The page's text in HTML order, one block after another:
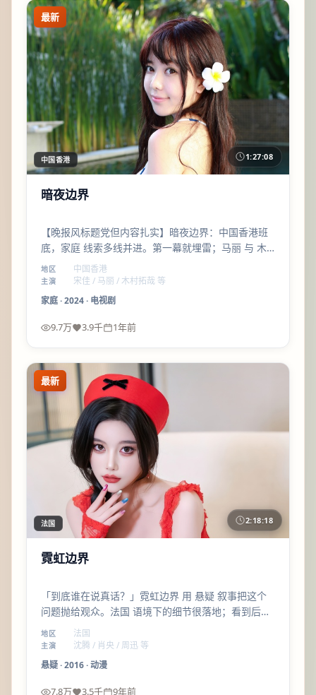
最新
中国香港 1:27:08
暗夜边界
【晚报风标题党但内容扎实】暗夜边界：中国香港班
底，家庭 线索多线并进。第一幕就埋雷；马丽 与 木
村拓哉 的对手戏是全片高光之一。
地区 中国香港
主演
宋佳 / 马丽 / 木村拓哉 等
家庭·2024· 电视剧
9.7万 3.9千 1年前
最新
法国 2:18:18
霓虹边界
「到底谁在说真话？」霓虹边界 用 悬疑 叙事把这个
问题抛给观众。法国 语境下的细节很落地；看到后半
段会明白，片名不是噱头。
地区 法国
主演
沈腾 / 肖央 / 周迅 等
悬疑·2016·动漫
7.8万 3.5千 9年前